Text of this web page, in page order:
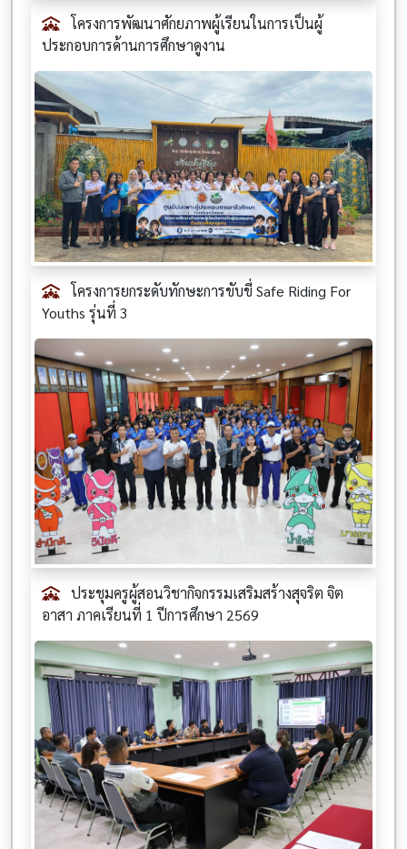
โครงการพัฒนาศักยภาพผู้เรียนในการเป็นผู้
ประกอบการด้านการศึกษาดูงาน
โครงการยกระดับทักษะการขับขี่ Safe Riding For
Youths รุ่นที่ 3
ประชุมครูผู้สอนวิชากิจกรรมเสริมสร้างสุจริต จิต
อาสา ภาคเรียนที่ 1 ปีการศึกษา 2569